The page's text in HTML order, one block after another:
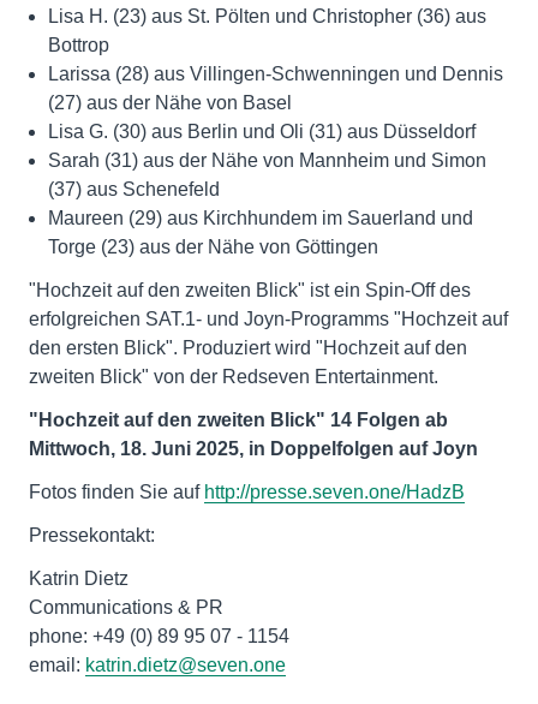
Lisa H. (23) aus St. Pölten und Christopher (36) aus
Bottrop
Larissa (28) aus Villingen-Schwenningen und Dennis
(27) aus der Nähe von Basel
Lisa G. (30) aus Berlin und Oli (31) aus Düsseldorf
Sarah (31) aus der Nähe von Mannheim und Simon
(37) aus Schenefeld
Maureen (29) aus Kirchhundem im Sauerland und
Torge (23) aus der Nähe von Göttingen
"Hochzeit auf den zweiten Blick" ist ein Spin-Off des
erfolgreichen SAT.1- und Joyn-Programms "Hochzeit auf
den ersten Blick". Produziert wird "Hochzeit auf den
zweiten Blick" von der Redseven Entertainment.
"Hochzeit auf den zweiten Blick" 14 Folgen ab
Mittwoch, 18. Juni 2025, in Doppelfolgen auf Joyn
Fotos finden Sie auf http://presse.seven.one/HadzB
Pressekontakt:
Katrin Dietz
Communications & PR
phone: +49 (0) 89 95 07 - 1154
email: katrin.dietz@seven.one